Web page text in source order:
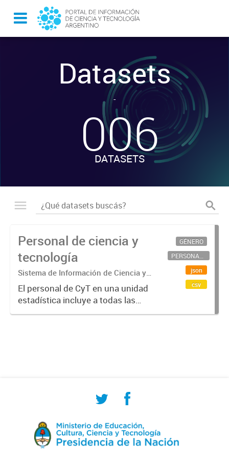
Datasets
-
006
DATASETS
Personal de ciencia y
tecnología
Sistema de Información de Ciencia y
Tecnología Argentino (SICYTAR)
El personal de CyT en una unidad
estadística incluye a todas las
personas involucradas
GÉNERO
PERSONAL CIENTÍFICO-TECNOLÓGICO
json
csv